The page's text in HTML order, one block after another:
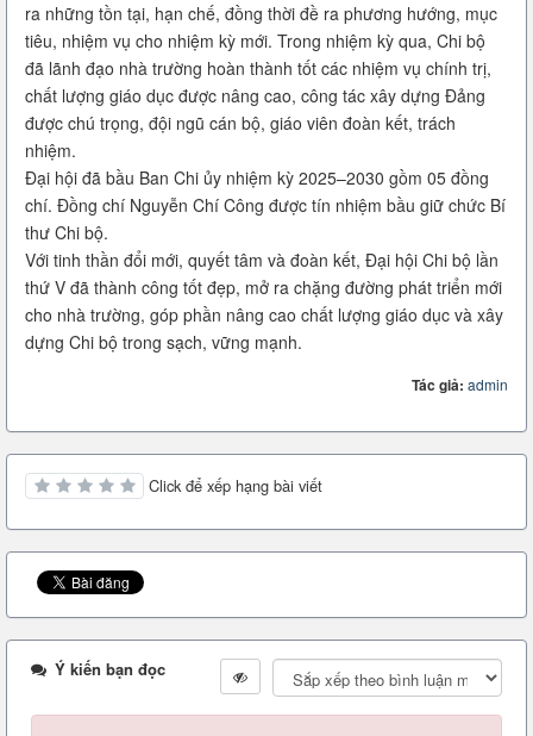
ra những tồn tại, hạn chế, đồng thời đề ra phương hướng, mục
tiêu, nhiệm vụ cho nhiệm kỳ mới. Trong nhiệm kỳ qua, Chi bộ
đã lãnh đạo nhà trường hoàn thành tốt các nhiệm vụ chính trị,
chất lượng giáo dục được nâng cao, công tác xây dựng Đảng
được chú trọng, đội ngũ cán bộ, giáo viên đoàn kết, trách
nhiệm.
Đại hội đã bầu Ban Chi ủy nhiệm kỳ 2025–2030 gồm 05 đồng
chí. Đồng chí Nguyễn Chí Công được tín nhiệm bầu giữ chức Bí
thư Chi bộ.
Với tinh thần đổi mới, quyết tâm và đoàn kết, Đại hội Chi bộ lần
thứ V đã thành công tốt đẹp, mở ra chặng đường phát triển mới
cho nhà trường, góp phần nâng cao chất lượng giáo dục và xây
dựng Chi bộ trong sạch, vững mạnh.
Tác giả: admin
Click để xếp hạng bài viết
Ý kiến bạn đọc